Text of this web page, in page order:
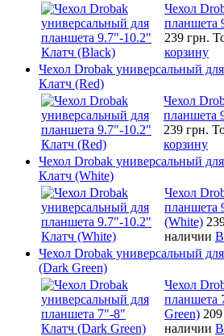
Чехол
планшета
239 грн.
корзину
Чехол Drobak универсальный
Клатч (Red)
Чехол
планшета
239 грн.
корзину
Чехол Drobak универсальный
Клатч (White)
Чехол
планшета
(White)
наличии В
Чехол Drobak универсальный
(Dark Green)
Чехол
планшета
Green)
наличии В